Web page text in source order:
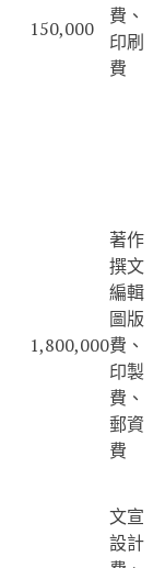
150,000
費、
印刷
費
1,800,000
著作
撰文
編輯
圖版
費、
印製
費、
郵資
費
文宣
設計